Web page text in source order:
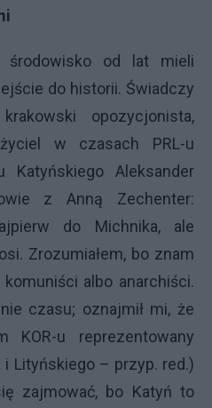
od lat mieli
do historii. Świadczy
opozycjonista,
w czasach PRL-u
Katyńskiego Aleksander
z Anną Zechenter:
do Michnika, ale
Zrozumiałem, bo znam
albo anarchiści.
czasu; oznajmił mi, że
KOR-u reprezentowany
i Lityńskiego – przyp. red.)
zajmować, bo Katyń to